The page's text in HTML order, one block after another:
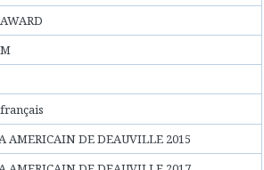
AMERICAIN DE DEAUVILLE 2015